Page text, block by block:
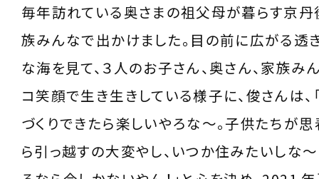
毎年訪れている奥さまの祖父母が暮らす京丹
族みんなで出かけました。目の前に広がる透
な海を見て、３人のお子さん、奥さん、家族み
コ笑顔で生き生きしている様子に、俊さんは、
づくりできたら楽しいやろな〜。子供たちが
ら引っ越すの大変やし、いつか住みたいしな〜